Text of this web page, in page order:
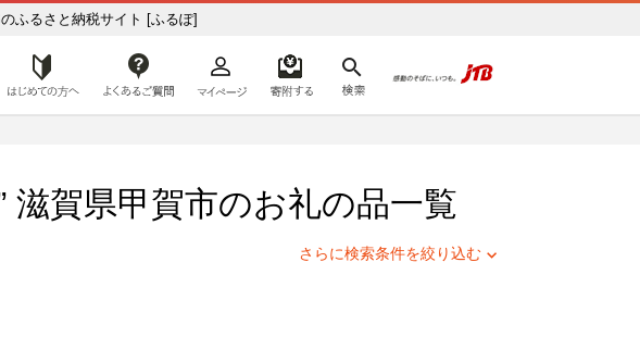
をＧＥＴ！ - JTBのふるさと納税サイト [ふるぽ]
はじめての方へ
滋賀県甲賀市のお礼の品一覧
さらに検索条件を絞り込む